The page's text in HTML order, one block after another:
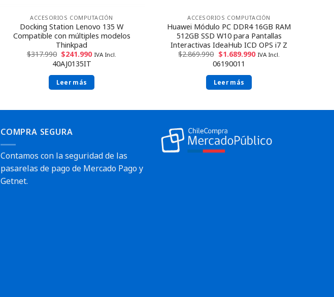
ACCESORIOS COMPUTACIÓN
Docking Station Lenovo 135 W
Compatible con múltiples modelos
Thinkpad
$317.990 $241.990 IVA Incl.
40AJ0135IT
Leer más
ACCESORIOS COMPUTACIÓN
Huawei Módulo PC DDR4 16GB RAM
512GB SSD W10 para Pantallas
Interactivas IdeaHub ICD OPS i7 Z
$2.869.990 $1.689.990 IVA Incl.
06190011
Leer más
COMPRA SEGURA
Contamos con la seguridad de las
pasarelas de pago de Mercado Pago y
Getnet.